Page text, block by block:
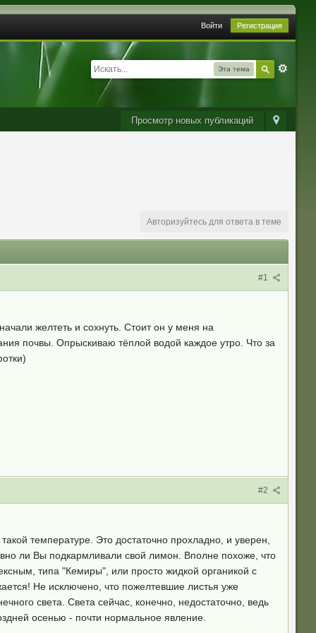
Войти Регистрация
Эта тема
Просмотр новых публикаций
Авторизуйтесь для ответа в теме
#1
желтеть и сохнуть. Стоит он у меня на
почвы. Опрыскиваю тёплой водой каждое утро. Что за
#2
температуре. Это достаточно прохладно, и уверен,
ли Вы подкармливали свой лимон. Вполне похоже, что
типа "Кемиры", или просто жидкой органикой с
Не исключено, что пожелтевшие листья уже
света. Света сейчас, конечно, недостаточно, ведь
осенью - почти нормальное явление.